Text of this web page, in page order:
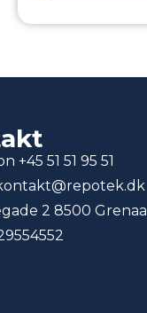
+45 51 51 95 51
2 8500 Grenaa